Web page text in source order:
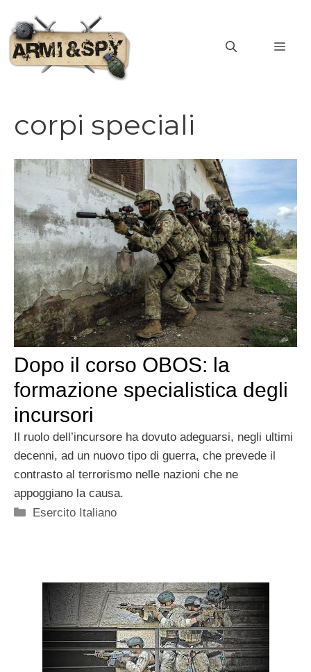
contenuto
corpi speciali
Dopo il corso OBOS: la
formazione specialistica degli
incursori
Il ruolo dell’incursore ha dovuto adeguarsi, negli ultimi
decenni, ad un nuovo tipo di guerra, che prevede il
contrasto al terrorismo nelle nazioni che ne
appoggiano la causa.
Categorie
Esercito Italiano